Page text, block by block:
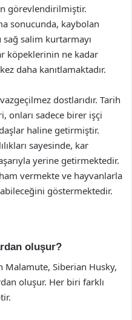
görevlendirilmiştir.
sonucunda, kaybolan
salim kurtarmayı
köpeklerinin ne kadar
daha kanıtlamaktadır.
dostlarıdır. Tarih
onları sadece birer işçi
haline getirmiştir.
sayesinde, kar
yerine getirmektedir.
vermekte ve hayvanlarla
göstermektedir.
oluşur?
Malamute, Siberian Husky,
oluşur. Her biri farklı